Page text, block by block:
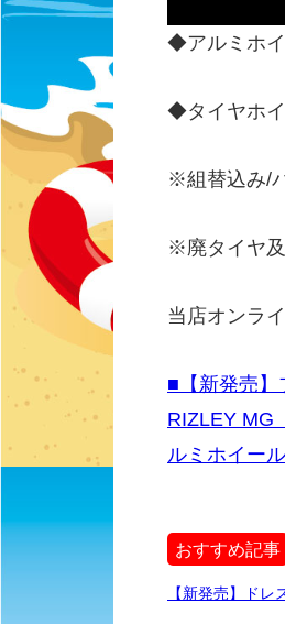
◆アルミホイ
◆タイヤホイ
※組替込み/
※廃タイヤ及
当店オンラ
■【新発売】
RIZLEY MG
ルミホイー
おすすめ記事
【新発売】ド